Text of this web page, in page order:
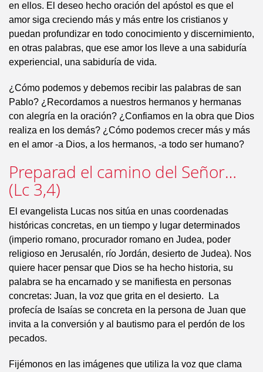
en ellos. El deseo hecho oración del apóstol es que el
amor siga creciendo más y más entre los cristianos y
puedan profundizar en todo conocimiento y discernimiento,
en otras palabras, que ese amor los lleve a una sabiduría
experiencial, una sabiduría de vida.
¿Cómo podemos y debemos recibir las palabras de san
Pablo? ¿Recordamos a nuestros hermanos y hermanas
con alegría en la oración? ¿Confiamos en la obra que Dios
realiza en los demás? ¿Cómo podemos crecer más y más
en el amor -a Dios, a los hermanos, -a todo ser humano?
Preparad el camino del Señor…
(Lc 3,4)
El evangelista Lucas nos sitúa en unas coordenadas
históricas concretas, en un tiempo y lugar determinados
(imperio romano, procurador romano en Judea, poder
religioso en Jerusalén, río Jordán, desierto de Judea). Nos
quiere hacer pensar que Dios se ha hecho historia, su
palabra se ha encarnado y se manifiesta en personas
concretas: Juan, la voz que grita en el desierto. La
profecía de Isaías se concreta en la persona de Juan que
invita a la conversión y al bautismo para el perdón de los
pecados.
Fijémonos en las imágenes que utiliza la voz que clama